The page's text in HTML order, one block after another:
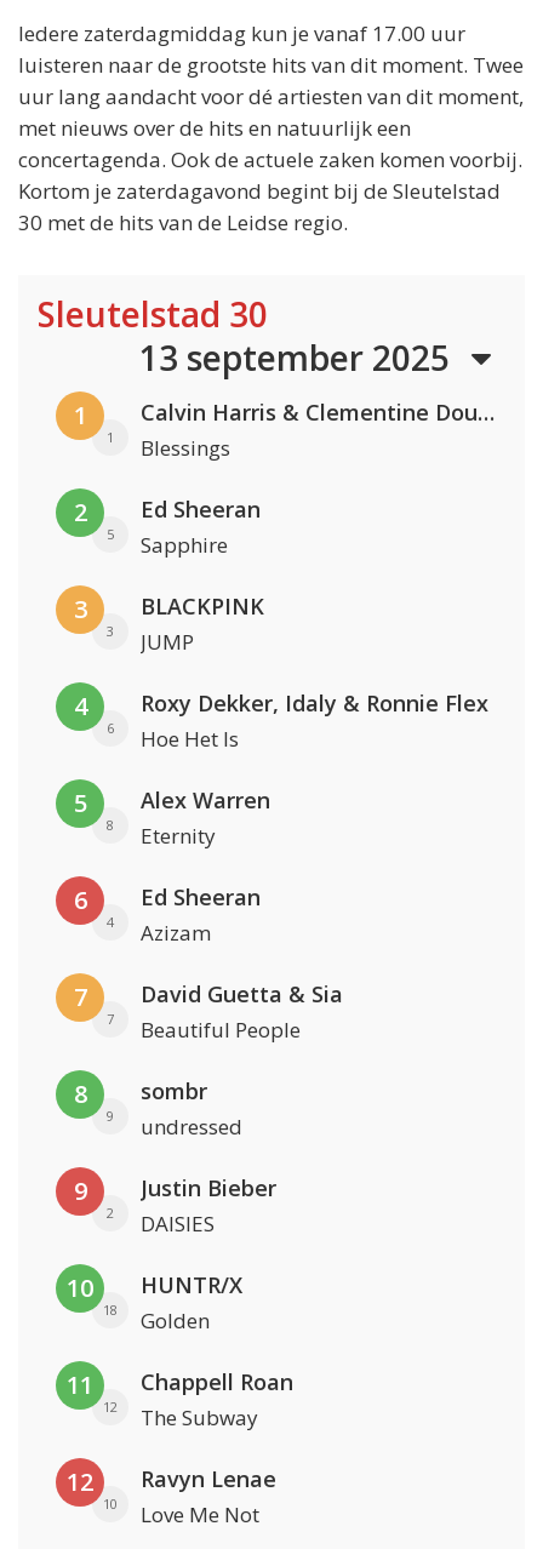
Iedere zaterdagmiddag kun je vanaf 17.00 uur
luisteren naar de grootste hits van dit moment. Twee
uur lang aandacht voor dé artiesten van dit moment,
met nieuws over de hits en natuurlijk een
concertagenda. Ook de actuele zaken komen voorbij.
Kortom je zaterdagavond begint bij de Sleutelstad
30 met de hits van de Leidse regio.
Sleutelstad 30
13 september 2025
1
1
Calvin Harris & Clementine Douglas
Blessings
2
5
Ed Sheeran
Sapphire
3
3
BLACKPINK
JUMP
4
6
Roxy Dekker, Idaly & Ronnie Flex
Hoe Het Is
5
8
Alex Warren
Eternity
6
4
Ed Sheeran
Azizam
7
7
David Guetta & Sia
Beautiful People
8
9
sombr
undressed
9
2
Justin Bieber
DAISIES
10
18
HUNTR/X
Golden
11
12
Chappell Roan
The Subway
12
10
Ravyn Lenae
Love Me Not